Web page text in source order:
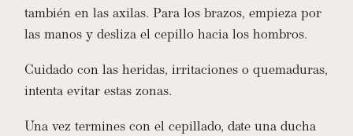
también en las axilas. Para los brazos, empieza por
las manos y desliza el cepillo hacia los hombros.
Cuidado con las heridas, irritaciones o quemaduras,
intenta evitar estas zonas.
Una vez termines con el cepillado, date una ducha